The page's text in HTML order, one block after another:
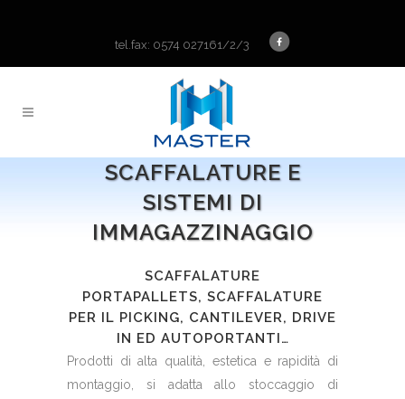
tel.fax: 0574 027161/2/3
SCAFFALATURE E
SISTEMI DI
IMMAGAZZINAGGIO
SCAFFALATURE
PORTAPALLETS, SCAFFALATURE
PER IL PICKING, CANTILEVER, DRIVE
IN ED AUTOPORTANTI…
Prodotti di alta qualità, estetica e rapidità di
montaggio, si adatta allo stoccaggio di